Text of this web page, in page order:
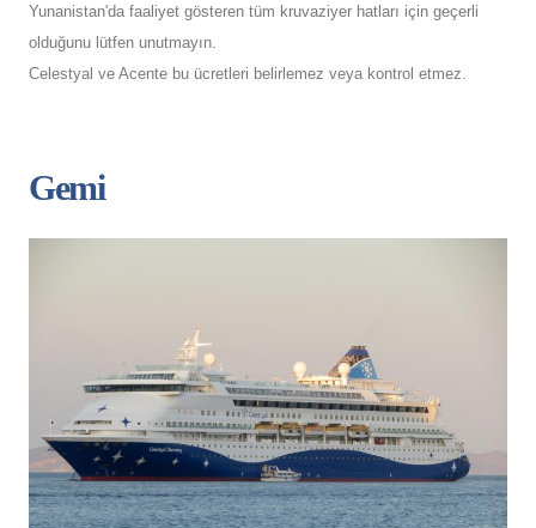
Yunanistan'da faaliyet gösteren tüm kruvaziyer hatları için geçerli
olduğunu lütfen unutmayın.
Celestyal ve Acente bu ücretleri belirlemez veya kontrol etmez.
Gemi